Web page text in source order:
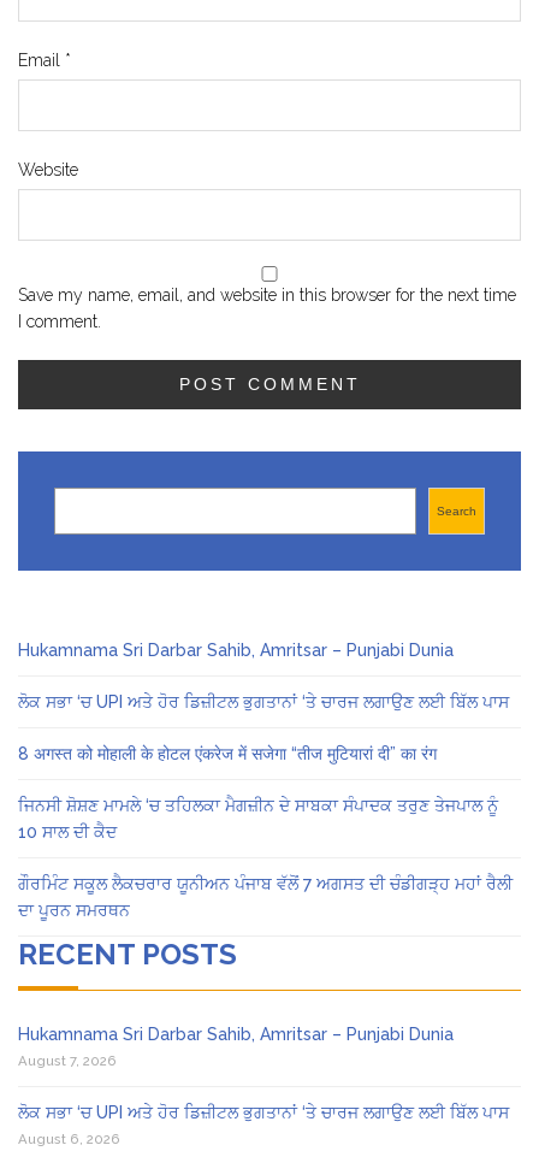
Email *
Website
Save my name, email, and website in this browser for the next time
I comment.
Search
Hukamnama Sri Darbar Sahib, Amritsar – Punjabi Dunia
ਲੋਕ ਸਭਾ ‘ਚ UPI ਅਤੇ ਹੋਰ ਡਿਜ਼ੀਟਲ ਭੁਗਤਾਨਾਂ ‘ਤੇ ਚਾਰਜ ਲਗਾਉਣ ਲਈ ਬਿੱਲ ਪਾਸ
8 अगस्त को मोहाली के होटल एंकरेज में सजेगा “तीज मुटियारां दी” का रंग
ਜਿਨਸੀ ਸ਼ੋਸ਼ਣ ਮਾਮਲੇ ‘ਚ ਤਹਿਲਕਾ ਮੈਗਜ਼ੀਨ ਦੇ ਸਾਬਕਾ ਸੰਪਾਦਕ ਤਰੁਣ ਤੇਜਪਾਲ ਨੂੰ
10 ਸਾਲ ਦੀ ਕੈਦ
ਗੌਰਮਿੰਟ ਸਕੂਲ ਲੈਕਚਰਾਰ ਯੂਨੀਅਨ ਪੰਜਾਬ ਵੱਲੋਂ 7 ਅਗਸਤ ਦੀ ਚੰਡੀਗੜ੍ਹ ਮਹਾਂ ਰੈਲੀ
ਦਾ ਪੂਰਨ ਸਮਰਥਨ
RECENT POSTS
Hukamnama Sri Darbar Sahib, Amritsar – Punjabi Dunia
August 7, 2026
ਲੋਕ ਸਭਾ ‘ਚ UPI ਅਤੇ ਹੋਰ ਡਿਜ਼ੀਟਲ ਭੁਗਤਾਨਾਂ ‘ਤੇ ਚਾਰਜ ਲਗਾਉਣ ਲਈ ਬਿੱਲ ਪਾਸ
August 6, 2026